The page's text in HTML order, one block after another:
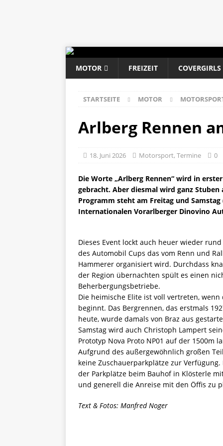
MOTOR FREIZEIT COVERGIRLS
STARTSEITE MOTOR
Arlberg Rennen
18. Juni 2026 Motorsport, Termine 0
Die Worte „Arlberg Rennen“ wird in
gebracht. Aber diesmal wird ganz
Programm steht am Freitag und
Internationalen Vorarlberger Dinovino
Dieses Event lockt auch heuer wieder
des Automobil Cups das vom Renn und
Hammerer organisiert wird. Durchdass
der Region übernachten spült es einen
Beherbergungsbetriebe.
Die heimische Elite ist voll vertreten,
beginnt. Das Bergrennen, das erstmals
heute, wurde damals von Braz aus
Samstag wird auch Christoph Lampert
Prototyp Nova Proto NP01 auf der 1500m
Aufgrund des außergewöhnlich großen
keine Zuschauerparkplätze zur
der Parkplätze beim Bauhof in Klösterle
und generell die Anreise mit den Öffis zu
Text & Fotos: Manfred Noger